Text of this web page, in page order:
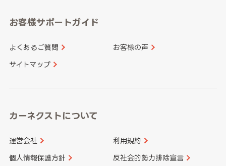
愛知県
和歌山県
山口県
香川県 愛媛県
長崎県
大分県 宮崎県
お客様サポートガイド
よくあるご質問 お客様の声
サイトマップ
カーネクストについて
運営会社 利用規約
個人情報保護方針 反社会的勢力排除宣言